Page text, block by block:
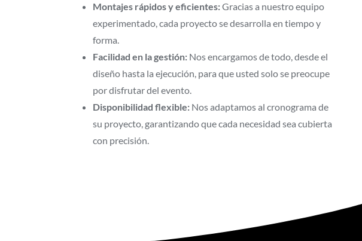
Montajes rápidos y eficientes:Gracias a nuestro equipo
experimentado, cada proyecto se desarrolla en tiempo y
forma.
Facilidad en la gestión:Nos encargamos de todo, desde el
diseño hasta la ejecución, para que usted solo se preocupe
por disfrutar del evento.
Disponibilidad flexible:Nos adaptamos al cronograma de
su proyecto, garantizando que cada necesidad sea cubierta
con precisión.